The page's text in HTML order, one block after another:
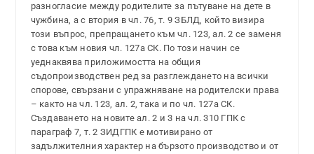
разногласие между родителите за пътуване на дете в
чужбина, а с втория в чл. 76, т. 9 ЗБЛД, който визира
този въпрос, препращането към чл. 123, ал. 2 се заменя
с това към новия чл. 127а СК. По този начин се
уеднаквява приложимостта на общия
съдопроизводствен ред за разглеждането на всички
спорове, свързани с упражняване на родителски права
– както на чл. 123, ал. 2, така и по чл. 127а СК.
Създаването на новите ал. 2 и 3 на чл. 310 ГПК с
параграф 7, т. 2 ЗИДГПК е мотивирано от
задължителния характер на бързото производство и от